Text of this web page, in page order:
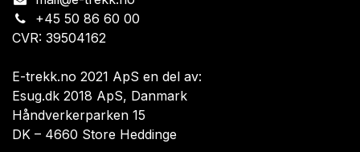
+45 50 86 60 00
CVR: 39504162
E-trekk.no 2021 ApS en del av:
Esug.dk 2018 ApS, Danmark
Håndverkerparken 15
DK – 4660 Store Heddinge